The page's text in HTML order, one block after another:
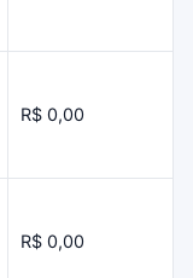
R$ 0,00
R$ 0,00